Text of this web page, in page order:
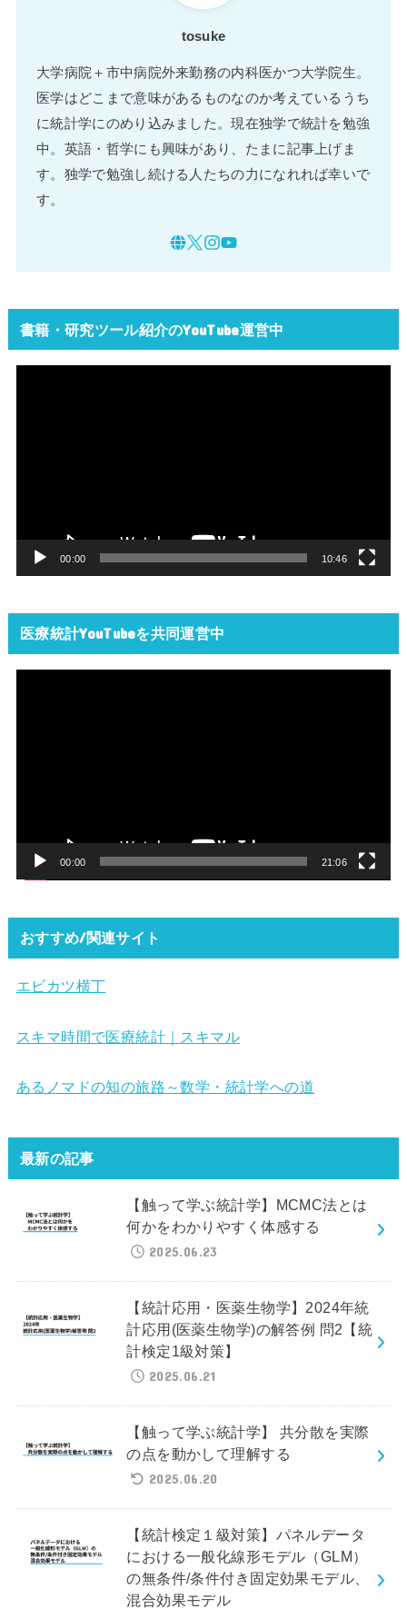
tosuke
大学病院＋市中病院外来勤務の内科医かつ大学院生。
医学はどこまで意味があるものなのか考えているうち
に統計学にのめり込みました。現在独学で統計を勉強
中。英語・哲学にも興味があり、たまに記事上げま
す。独学で勉強し続ける人たちの力になれれば幸いで
す。
書籍・研究ツール紹介のYouTube運営中
00:00 10:46
医療統計YouTubeを共同運営中
00:00 21:06
おすすめ/関連サイト
エビカツ横丁
スキマ時間で医療統計｜スキマル
あるノマドの知の旅路～数学・統計学への道
最新の記事
【触って学ぶ統計学】MCMC法とは
何かをわかりやすく体感する
2025.06.23
【統計応用・医薬生物学】2024年統
計応用(医薬生物学)の解答例 問2【統
計検定1級対策】
2025.06.21
【触って学ぶ統計学】 共分散を実際
の点を動かして理解する
2025.06.20
【統計検定１級対策】パネルデータ
における一般化線形モデル（GLM）
の無条件/条件付き固定効果モデル、
混合効果モデル